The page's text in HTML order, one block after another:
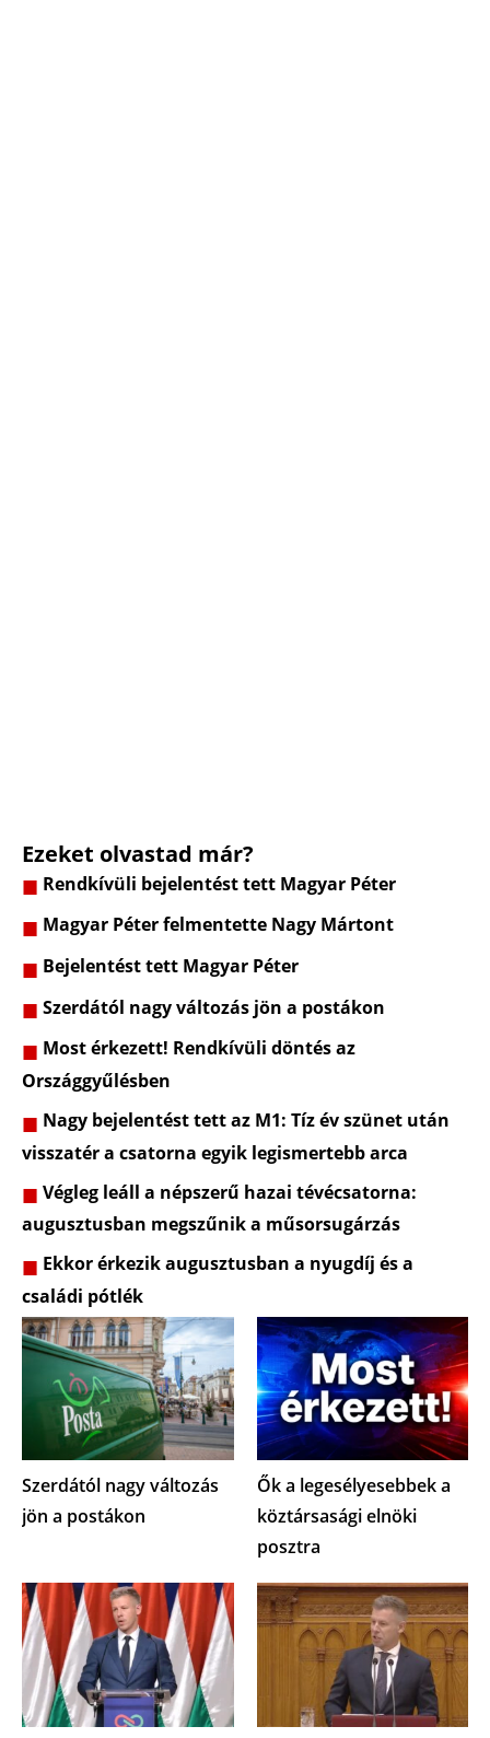
Ezeket olvastad már?
Rendkívüli bejelentést tett Magyar Péter
Magyar Péter felmentette Nagy Mártont
Bejelentést tett Magyar Péter
Szerdától nagy változás jön a postákon
Most érkezett! Rendkívüli döntés az
Országgyűlésben
Nagy bejelentést tett az M1: Tíz év szünet után
visszatér a csatorna egyik legismertebb arca
Végleg leáll a népszerű hazai tévécsatorna:
augusztusban megszűnik a műsorsugárzás
Ekkor érkezik augusztusban a nyugdíj és a
családi pótlék
Szerdától nagy változás
jön a postákon
Ők a legesélyesebbek a
köztársasági elnöki
posztra